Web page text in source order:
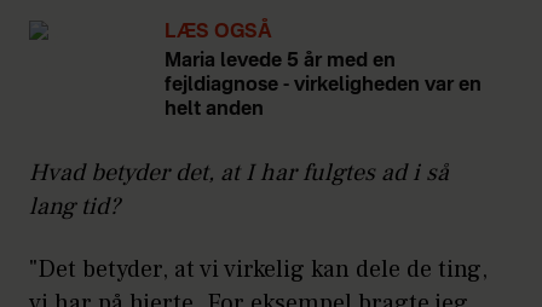
LÆS OGSÅ
Maria levede 5 år med en
fejldiagnose - virkeligheden var en
helt anden
Hvad betyder det, at I har fulgtes ad i så
lang tid?
"Det betyder, at vi virkelig kan dele de ting,